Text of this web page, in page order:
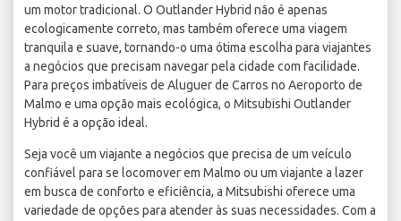
um motor tradicional. O Outlander Hybrid não é apenas
ecologicamente correto, mas também oferece uma viagem
tranquila e suave, tornando-o uma ótima escolha para viajantes
a negócios que precisam navegar pela cidade com facilidade.
Para preços imbatíveis de Aluguer de Carros no Aeroporto de
Malmo e uma opção mais ecológica, o Mitsubishi Outlander
Hybrid é a opção ideal.
Seja você um viajante a negócios que precisa de um veículo
confiável para se locomover em Malmo ou um viajante a lazer
em busca de conforto e eficiência, a Mitsubishi oferece uma
variedade de opções para atender às suas necessidades. Com a